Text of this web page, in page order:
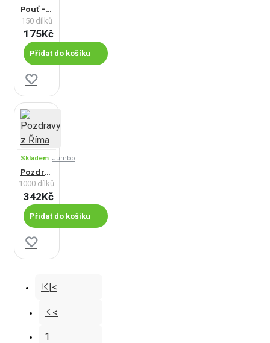
Pouť - autodrom
150 dílků
175Kč
Přidat do košíku
Skladem Jumbo
Pozdravy z Říma
1000 dílků
342Kč
Přidat do košíku
|<
<
1